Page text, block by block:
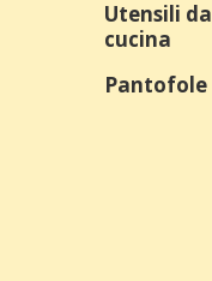
Utensili da
cucina
Pantofole